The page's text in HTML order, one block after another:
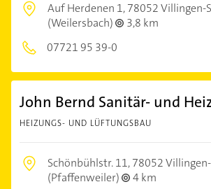
Auf Herdenen 1,78052 Villingen-
(Weilersbach)
3,8 km
07721 95 39-0
John Bernd Sanitär- und
HEIZUNGS- UND LÜFTUNGSBAU
Schönbühlstr. 11,78052
(Pfaffenweiler)
4 km